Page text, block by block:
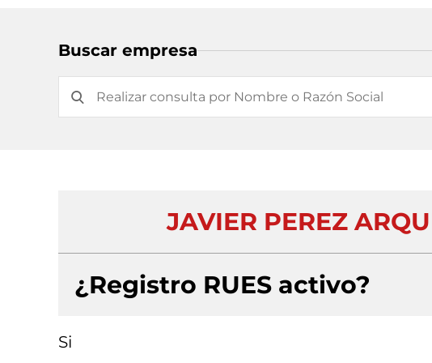
Buscar empresa
JAVIER PEREZ
¿Registro RUES activo?
Si